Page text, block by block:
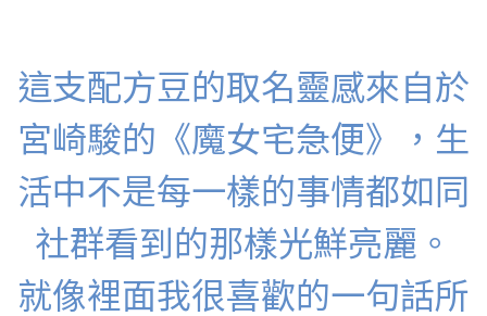
這支配方豆的取名靈感來自於
宮崎駿的《魔女宅急便》，生
活中不是每一樣的事情都如同
社群看到的那樣光鮮亮麗。
就像裡面我很喜歡的一句話所